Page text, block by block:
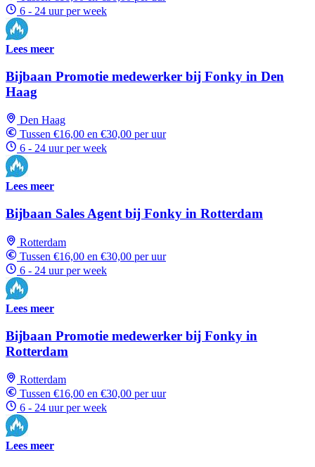
6 - 24 uur per week
Lees meer
Bijbaan Promotie medewerker bij Fonky in Den
Haag
Den Haag
Tussen €16,00 en €30,00 per uur
6 - 24 uur per week
Lees meer
Bijbaan Sales Agent bij Fonky in Rotterdam
Rotterdam
Tussen €16,00 en €30,00 per uur
6 - 24 uur per week
Lees meer
Bijbaan Promotie medewerker bij Fonky in
Rotterdam
Rotterdam
Tussen €16,00 en €30,00 per uur
6 - 24 uur per week
Lees meer